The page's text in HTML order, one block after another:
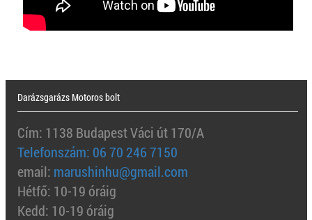
Darázsgarázs Motoros bolt
Cím: 1138 Budapest Váci út 170/A
Telefonszám: 06 70 246 7150
email: marushinhu@gmail.com
Hétfő: 10-19 óráig
Kedd: 10-19 óráig